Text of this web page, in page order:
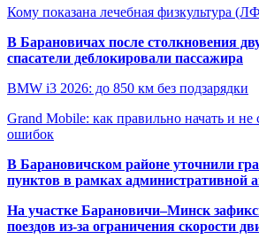
Кому показана лечебная физкультура
В Барановичах после столкновения
спасатели деблокировали пассажира
BMW i3 2026: до 850 км без подзарядки
Grand Mobile: как правильно начать и
ошибок
В Барановичском районе уточнили
пунктов в рамках административной
На участке Барановичи–Минск
поездов из-за ограничения скорости